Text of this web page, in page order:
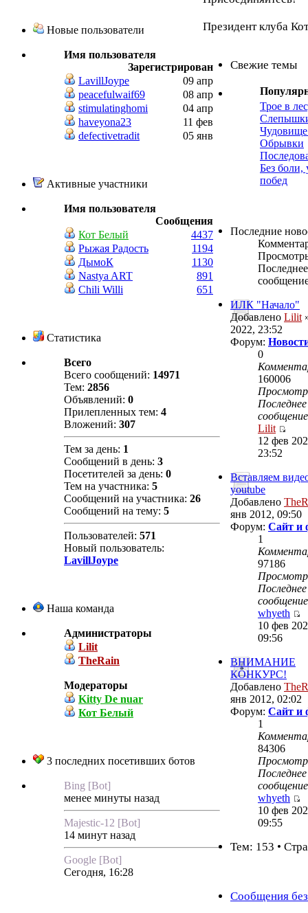
Новые пользователи
Имя пользователя
Зарегистрирован
LavillJoype
09 апр
peacefulwaif69
08 апр
stimulatinghomi
04 апр
haveyona23
11 фев
defectivetradit
05 янв
Активные участники
Имя пользователя
Сообщения
Кот Белый
4437
Рыжая Радость
1194
ДымоК
1130
Nastya ART
891
Chili Willi
651
Статистика
Всего
Всего сообщений: 14971
Тем: 2856
Объявлений: 0
Прилепленных тем: 4
Вложений: 307
Тем за день: 1
Сообщений в день: 3
Посетителей за день: 0
Тем на участника: 5
Сообщений на участника: 26
Сообщений на тему: 5
Пользователей: 571
Новый пользователь:
LavillJoype
Наша команда
Администраторы
Lilit
TheRain
Модераторы
Kitty De nuar
Кот Белый
3 последних посетивших ботов
Bing [Bot]
менее минуты назад
Majestic-12 [Bot]
14 минут назад
Google [Bot]
Сегодня, 16:28
Президент клуба
Свежие темы
Трое в
Обрывки
Без боли,
побед
Последние
Последнее
ИЛК "Начало"
Добавлено Lilit
2022, 23:52
Форум:
0
160006
Последнее
сообщение
Lilit
12 фев
23:52
Вставляем
youtube
Добавлено
янв 2012, 09:50
Форум: Сайт и
1
97186
Последнее
сообщение
whyeth
10 фев
09:56
ВНИМАНИЕ
КОНКУРС!
Добавлено
янв 2012, 02:02
Форум: Сайт и
1
84306
Последнее
сообщение
whyeth
10 фев
09:55
Тем: 153 •
Сообщения без